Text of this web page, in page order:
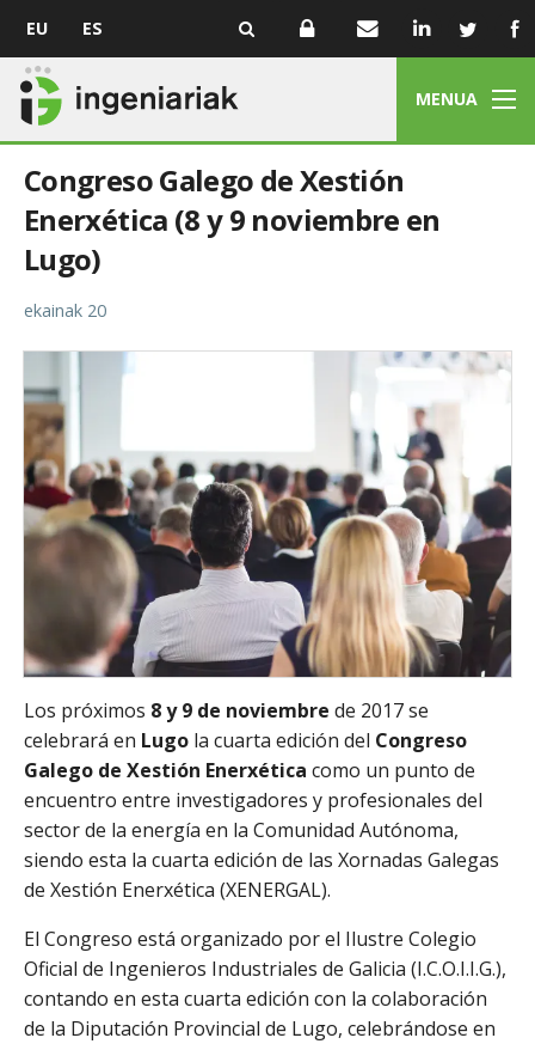
EU ES
MENUA
Congreso Galego de Xestión
Enerxética (8 y 9 noviembre en
Lugo)
ekainak 20
Los próximos 8 y 9 de noviembre de 2017 se
celebrará en Lugo la cuarta edición del Congreso
Galego de Xestión Enerxética como un punto de
encuentro entre investigadores y profesionales del
sector de la energía en la Comunidad Autónoma,
siendo esta la cuarta edición de las Xornadas Galegas
de Xestión Enerxética (XENERGAL).
El Congreso está organizado por el Ilustre Colegio
Oficial de Ingenieros Industriales de Galicia (I.C.O.I.I.G.),
contando en esta cuarta edición con la colaboración
de la Diputación Provincial de Lugo, celebrándose en